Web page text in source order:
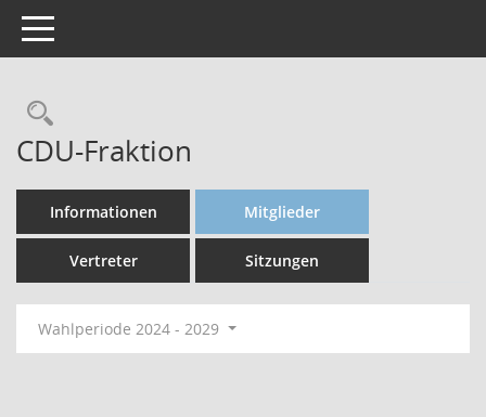
Toggle navigation
CDU-Fraktion
Informationen Mitglieder
Vertreter Sitzungen
Wahlperiode 2024 - 2029